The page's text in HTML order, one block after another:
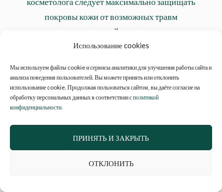
Использование cookies
Мы используем файлы cookie и сервисы аналитики для улучшения работы сайта и
анализа поведения пользователей. Вы можете принять или отклонить
использование cookie. Продолжая пользоваться сайтом, вы даёте согласие на
обработку персональных данных в соответствии сполитикой
конфиденциальности.
ПРИНЯТЬ И ЗАКРЫТЬ
ОТКЛОНИТЬ
покровы кожи от возможных травм
воспалений ссадин.
Старайтесь не использовать агрессивные
своем составе спирт.
Также ограничить нужно посещение саун,
кожные покровы средства с ретиноевой и